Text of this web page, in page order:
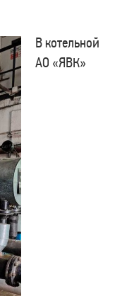
В котельной
АО «ЯВК»